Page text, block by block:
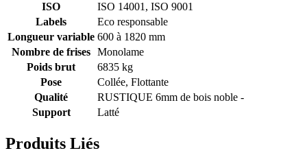
ISO
ISO 14001, ISO 9001
Labels
Eco responsable
Longueur variable 600 à 1820 mm
Nombre de frises Monolame
Poids brut
6835 kg
Pose
Collée, Flottante
Qualité
RUSTIQUE 6mm de bois noble -
Support
Latté
Produits Liés